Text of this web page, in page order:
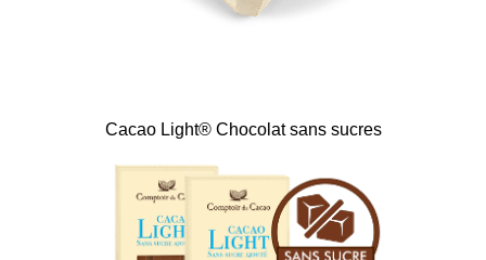
Cacao Light® Chocolat sans sucres